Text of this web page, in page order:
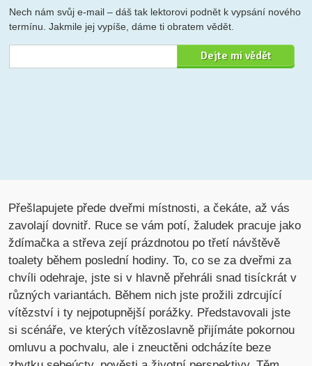
Nech nám svůj e-mail – dáš tak lektorovi podnět k vypsání nového
termínu. Jakmile jej vypíše, dáme ti obratem vědět.
Přešlapujete přede dveřmi místnosti, a čekáte, až vás
zavolají dovnitř. Ruce se vám potí, žaludek pracuje jako
ždímačka a střeva zejí prázdnotou po třetí návštěvě
toalety během poslední hodiny. To, co se za dveřmi za
chvíli odehraje, jste si v hlavně přehráli snad tisíckrát v
různých variantách. Během nich jste prožili zdrcující
vítězství i ty nejpotupnější porážky. Představovali jste
si scénáře, ve kterých vítězoslavně přijímáte pokornou
omluvu a pochvalu, ale i zneuctěni odcházíte beze